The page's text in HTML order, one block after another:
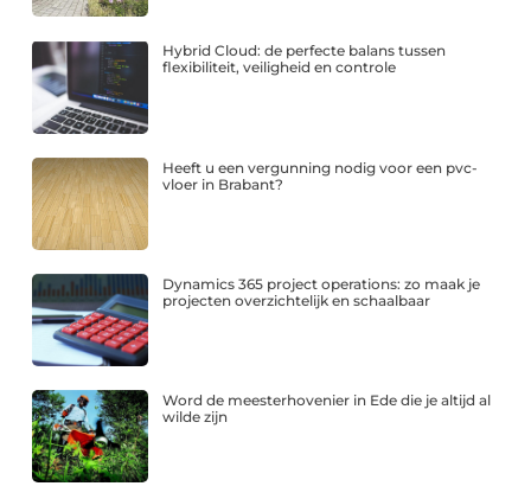
Hybrid Cloud: de perfecte balans tussen
flexibiliteit, veiligheid en controle
Heeft u een vergunning nodig voor een pvc-
vloer in Brabant?
Dynamics 365 project operations: zo maak je
projecten overzichtelijk en schaalbaar
Word de meesterhovenier in Ede die je altijd al
wilde zijn